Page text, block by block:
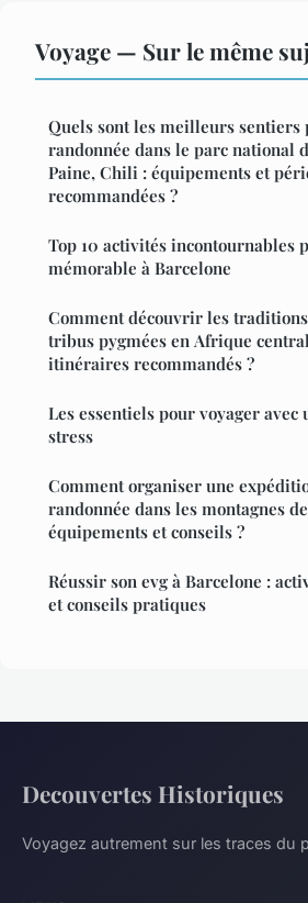
Voyage — Sur le même
Quels sont les meilleurs sentiers
randonnée dans le parc national
Paine, Chili : équipements et
recommandées ?
Top 10 activités incontournables
mémorable à Barcelone
Comment découvrir les
tribus pygmées en Afrique
itinéraires recommandés ?
Les essentiels pour voyager avec
stress
Comment organiser une
randonnée dans les montagnes
équipements et conseils ?
Réussir son evg à Barcelone :
et conseils pratiques
Decouvertes Historiques
Voyagez autrement sur les traces du